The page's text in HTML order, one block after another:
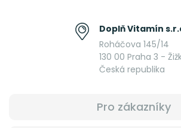
Doplň Vitamín
Roháčova 145/14
130 00 Praha 3 -
Česká republika
Pro zákazníky